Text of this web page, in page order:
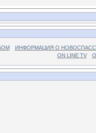
ИНФОРМАЦИЯ О
ON LINE TV